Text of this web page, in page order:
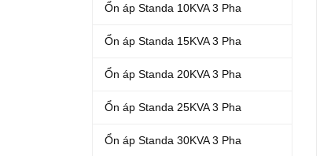
Ổn áp Standa 10KVA 3 Pha
Ổn áp Standa 15KVA 3 Pha
Ổn áp Standa 20KVA 3 Pha
Ổn áp Standa 25KVA 3 Pha
Ổn áp Standa 30KVA 3 Pha